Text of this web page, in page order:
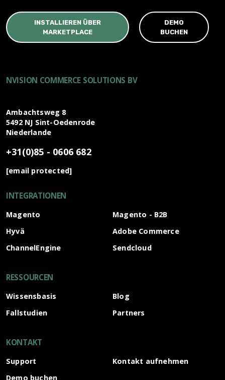
INSTALLIEREN ÜBER
MARKETPLACE
DEMO
BUCHEN
NVISION COMMERCE SOLUTIONS BV
Ambachtsweg 8
5492 NJ Sint-Oedenrode
Niederlande
+31(0)85 - 0606 682
[email protected]
INTEGRATIONEN
Magento
Magento - B2B
Hyvä
Adobe Commerce
ChannelEngine
Sendcloud
RESSOURCEN
Wissensbasis
Blog
Fallstudien
Partners
KONTAKT
Support
Kontakt aufnehmen
Demo buchen